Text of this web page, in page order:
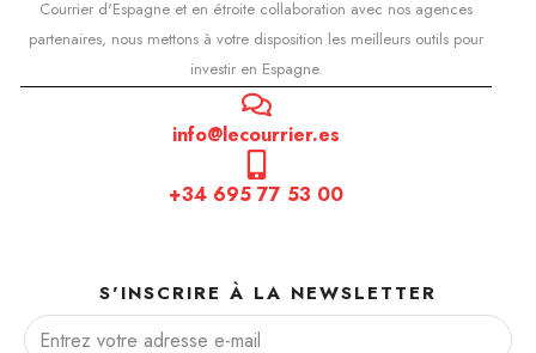
Courrier d'Espagne et en étroite collaboration avec nos agences
partenaires, nous mettons à votre disposition les meilleurs outils pour
investir en Espagne.
info@lecourrier.es
+34 695 77 53 00
S'INSCRIRE À LA NEWSLETTER